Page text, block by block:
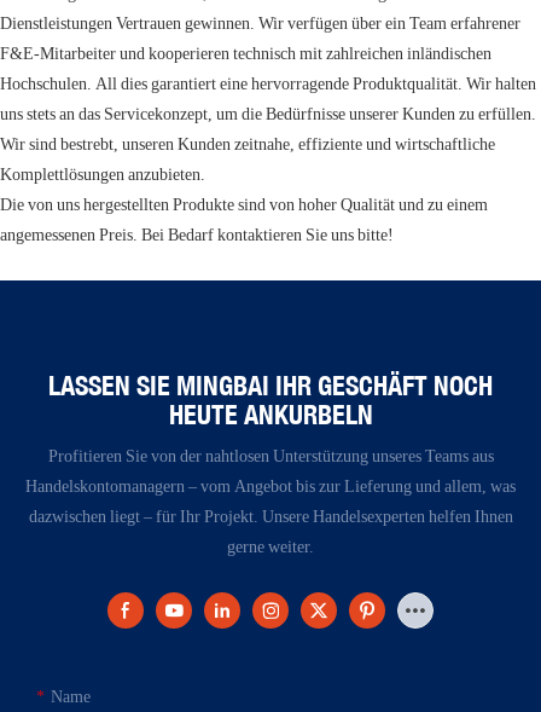
Dienstleistungen Vertrauen gewinnen. Wir verfügen über ein Team erfahrener
F&E-Mitarbeiter und kooperieren technisch mit zahlreichen inländischen
Hochschulen. All dies garantiert eine hervorragende Produktqualität. Wir halten
uns stets an das Servicekonzept, um die Bedürfnisse unserer Kunden zu erfüllen.
Wir sind bestrebt, unseren Kunden zeitnahe, effiziente und wirtschaftliche
Komplettlösungen anzubieten.
Die von uns hergestellten Produkte sind von hoher Qualität und zu einem
angemessenen Preis. Bei Bedarf kontaktieren Sie uns bitte!
LASSEN SIE MINGBAI IHR GESCHÄFT NOCH
HEUTE ANKURBELN
Profitieren Sie von der nahtlosen Unterstützung unseres Teams aus
Handelskontomanagern – vom Angebot bis zur Lieferung und allem, was
dazwischen liegt – für Ihr Projekt. Unsere Handelsexperten helfen Ihnen
gerne weiter.
Name